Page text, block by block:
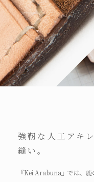
強靭な人工アキ
縫い。
『Kei Arabuna』では、